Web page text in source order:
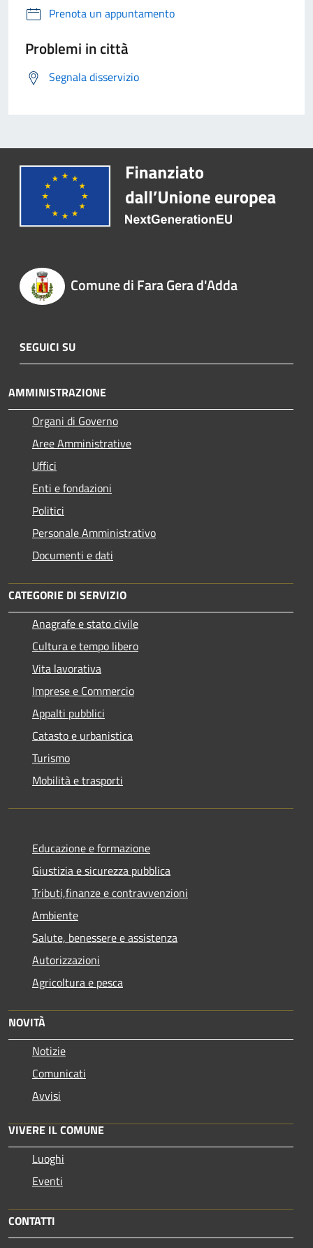
Prenota un appuntamento
Problemi in città
Segnala disservizio
Comune di Fara Gera d'Adda
SEGUICI SU
AMMINISTRAZIONE
Organi di Governo
Aree Amministrative
Uffici
Enti e fondazioni
Politici
Personale Amministrativo
Documenti e dati
CATEGORIE DI SERVIZIO
Anagrafe e stato civile
Cultura e tempo libero
Vita lavorativa
Imprese e Commercio
Appalti pubblici
Catasto e urbanistica
Turismo
Mobilità e trasporti
Educazione e formazione
Giustizia e sicurezza pubblica
Tributi,finanze e contravvenzioni
Ambiente
Salute, benessere e assistenza
Autorizzazioni
Agricoltura e pesca
NOVITÀ
Notizie
Comunicati
Avvisi
VIVERE IL COMUNE
Luoghi
Eventi
CONTATTI